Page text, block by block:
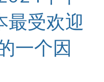
最受欢迎
一个因